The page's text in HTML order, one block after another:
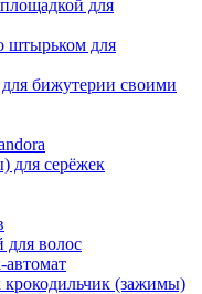
для
штырьком для
бижутерии своими
для серёжек
для волос
автомат
крокодильчик (зажимы)